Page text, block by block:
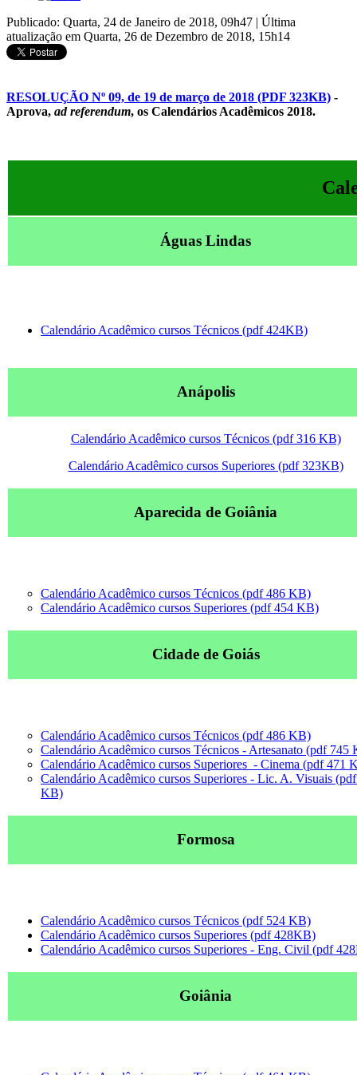
Publicado: Quarta, 24 de Janeiro de 2018, 09h47 | Última
atualização em Quarta, 26 de Dezembro de 2018, 15h14
RESOLUÇÃO Nº 09, de 19 de março de 2018 (PDF 323KB) -
Aprova, ad referendum, os Calendários Acadêmicos 2018.
Águas Lindas
Calendário Acadêmico cursos Técnicos (pdf 424KB)
Anápolis
Calendário Acadêmico cursos Técnicos (pdf 316 KB)
Calendário Acadêmico cursos Superiores (pdf 323KB)
Aparecida de Goiânia
Calendário Acadêmico cursos Técnicos (pdf 486 KB)
Calendário Acadêmico cursos Superiores (pdf 454 KB)
Cidade de Goiás
Calendário Acadêmico cursos Técnicos (pdf 486 KB)
Calendário Acadêmico cursos Técnicos - Artesanato (pdf 745
Calendário Acadêmico cursos Superiores - Cinema (pdf 471
Calendário Acadêmico cursos Superiores - Lic. A. Visuais
KB)
Formosa
Calendário Acadêmico cursos Técnicos (pdf 524 KB)
Calendário Acadêmico cursos Superiores (pdf 428KB)
Calendário Acadêmico cursos Superiores - Eng. Civil (pdf
Goiânia